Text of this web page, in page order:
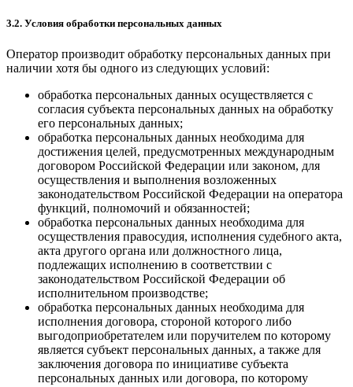
3.2. Условия обработки персональных данных
Оператор производит обработку персональных данных при
наличии хотя бы одного из следующих условий:
обработка персональных данных осуществляется с
согласия субъекта персональных данных на обработку
его персональных данных;
обработка персональных данных необходима для
достижения целей, предусмотренных международным
договором Российской Федерации или законом, для
осуществления и выполнения возложенных
законодательством Российской Федерации на оператора
функций, полномочий и обязанностей;
обработка персональных данных необходима для
осуществления правосудия, исполнения судебного акта,
акта другого органа или должностного лица,
подлежащих исполнению в соответствии с
законодательством Российской Федерации об
исполнительном производстве;
обработка персональных данных необходима для
исполнения договора, стороной которого либо
выгодоприобретателем или поручителем по которому
является субъект персональных данных, а также для
заключения договора по инициативе субъекта
персональных данных или договора, по которому